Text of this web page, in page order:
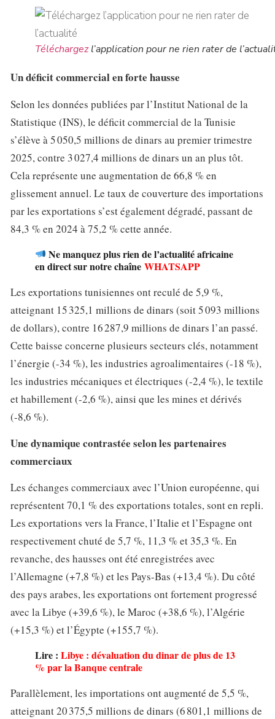
Téléchargezl’application pour ne rien rater de
Un déficit commercial en forte hausse
Selon les données publiées par l’Institut National de la
Statistique (INS), le déficit commercial de la Tunisie
s’élève à 5 050,5 millions de dinars au premier trimestre
2025, contre 3 027,4 millions de dinars un an plus tôt.
Cela représente une augmentation de 66,8 % en
glissement annuel. Le taux de couverture des importations
par les exportations s’est également dégradé, passant de
84,3 % en 2024 à 75,2 % cette année.
Ne manquez plus rien de l’actualité africaine
en direct sur notre chaîne WHATSAPP
Les exportations tunisiennes ont reculé de 5,9 %,
atteignant 15 325,1 millions de dinars (soit 5 093 millions
de dollars), contre 16 287,9 millions de dinars l’an passé.
Cette baisse concerne plusieurs secteurs clés, notamment
l’énergie (-34 %), les industries agroalimentaires (-18 %),
les industries mécaniques et électriques (-2,4 %), le textile
et habillement (-2,6 %), ainsi que les mines et dérivés
(-8,6 %).
Une dynamique contrastée selon les partenaires
commerciaux
Les échanges commerciaux avec l’Union européenne, qui
représentent 70,1 % des exportations totales, sont en repli.
Les exportations vers la France, l’Italie et l’Espagne ont
respectivement chuté de 5,7 %, 11,3 % et 35,3 %. En
revanche, des hausses ont été enregistrées avec
l’Allemagne (+7,8 %) et les Pays-Bas (+13,4 %). Du côté
des pays arabes, les exportations ont fortement progressé
avec la Libye (+39,6 %), le Maroc (+38,6 %), l’Algérie
(+15,3 %) et l’Égypte (+155,7 %).
Lire : Libye : dévaluation du dinar de plus de 13
% par la Banque centrale
Parallèlement, les importations ont augmenté de 5,5 %,
atteignant 20 375,5 millions de dinars (6 801,1 millions de